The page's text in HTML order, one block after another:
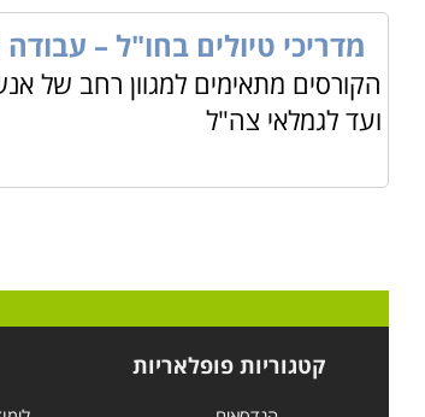
מדריכי טיולים בחו"ל – עבודה
הקורסים מתאימים למגוון רחב של
ועד לגמלאי צה"ל
קטגוריות פופלאריות